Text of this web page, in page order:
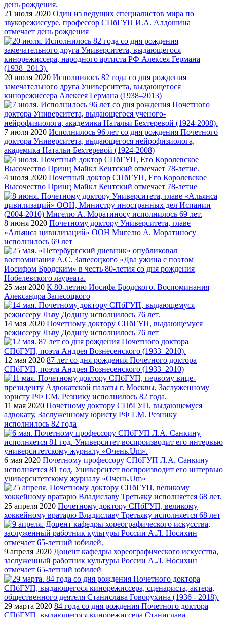
21 июля 2020 Один из ведущих специалистов мира по
звукорежиссуре, профессор СПбГУП И.А. Алдошина
отмечает день рождения
20 июля 2020 Исполнилось 82 года со дня рождения
замечательного друга Университета, выдающегося
кинорежиссера Алексея Германа (1938–2013)
7 июля 2020 Исполнилось 96 лет со дня рождения Почетного
доктора Университета, выдающегося нейрофизиолога,
академика Натальи Бехтеревой (1924-2008)
4 июля 2020 Почетный доктор СПбГУП, Его Королевское
Высочество Принц Майкл Кентский отмечает 78-летие
8 июня 2020 Почетному доктору Университета, главе
«Альянса цивилизаций» ООН Мигелю А. Моратиносу
исполнилось 69 лет
25 мая 2020 К 80-летию Иосифа Бродского. Воспоминания
Александра Запесоцкого
14 мая 2020 Почетному доктору СПбГУП, выдающемуся
режиссеру Льву Додину исполнилось 76 лет
12 мая 2020 87 лет со дня рождения Почетного доктора
СПбГУП, поэта Андрея Вознесенского (1933–2010)
11 мая 2020 Почетному доктору СПбГУП, выдающемуся
адвокату, Заслуженному юристу РФ Г.М. Резнику
исполнилось 82 года
6 мая 2020 Почетному профессору СПбГУП Л.А. Санкину
исполняется 81 год. Университет воспроизводит его интервью
университетскому журналу «Очень.Um»
25 апреля 2020 Почетному доктору СПбГУП, великому
хоккейному вратарю Владиславу Третьяку исполняется 68 лет
9 апреля 2020 Доцент кафедры хореографического искусства,
заслуженный работник культуры России А.Л. Носихин
отмечает 65-летний юбилей
29 марта 2020 84 года со дня рождения Почетного доктора
СПбГУП, выдающегося кинорежиссера Станислава